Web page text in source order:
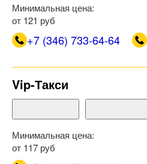
Минимальная цена:
от 121 руб
+7 (346) 733-64-64
Vip-Такси
Минимальная цена:
от 117 руб